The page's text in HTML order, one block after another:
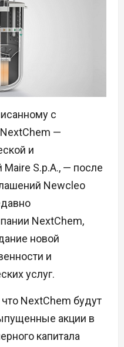
с
—
и
S.p.A., — после
Newcleo
NextChem,
новой
и
услуг.
NextChem будут
акции в
капитала